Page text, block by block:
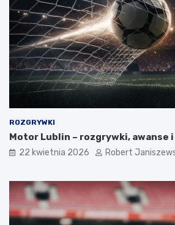
ROZGRYWKI
Motor Lublin – rozgrywki, awanse
22 kwietnia 2026 Robert